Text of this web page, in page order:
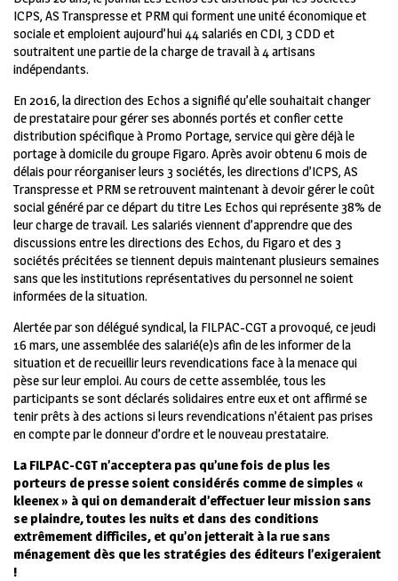
ICPS, AS Transpresse et PRM qui forment une unité économique et
sociale et emploient aujourd’hui 44 salariés en CDI, 3 CDD et
soutraitent une partie de la charge de travail à 4 artisans
indépendants.
En 2016, la direction des Echos a signifié qu’elle souhaitait changer
de prestataire pour gérer ses abonnés portés et confier cette
distribution spécifique à Promo Portage, service qui gère déjà le
portage à domicile du groupe Figaro. Après avoir obtenu 6 mois de
délais pour réorganiser leurs 3 sociétés, les directions d’ICPS, AS
Transpresse et PRM se retrouvent maintenant à devoir gérer le coût
social généré par ce départ du titre Les Echos qui représente 38% de
leur charge de travail. Les salariés viennent d’apprendre que des
discussions entre les directions des Echos, du Figaro et des 3
sociétés précitées se tiennent depuis maintenant plusieurs semaines
sans que les institutions représentatives du personnel ne soient
informées de la situation.
Alertée par son délégué syndical, la FILPAC-CGT a provoqué, ce jeudi
16 mars, une assemblée des salarié(e)s afin de les informer de la
situation et de recueillir leurs revendications face à la menace qui
pèse sur leur emploi. Au cours de cette assemblée, tous les
participants se sont déclarés solidaires entre eux et ont affirmé se
tenir prêts à des actions si leurs revendications n’étaient pas prises
en compte par le donneur d’ordre et le nouveau prestataire.
La FILPAC-CGT n’acceptera pas qu’une fois de plus les
porteurs de presse soient considérés comme de simples «
kleenex » à qui on demanderait d’effectuer leur mission sans
se plaindre, toutes les nuits et dans des conditions
extrêmement difficiles, et qu’on jetterait à la rue sans
ménagement dès que les stratégies des éditeurs l’exigeraient
!